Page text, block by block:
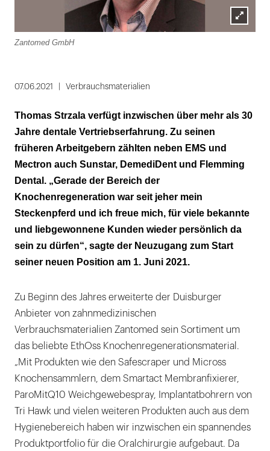
Lightbox
Zantomed GmbH
07.06.2021 Verbrauchsmaterialien
Thomas Strzala verfügt inzwischen über mehr als 30
Jahre dentale Vertriebserfahrung. Zu seinen
früheren Arbeitgebern zählten neben EMS und
Mectron auch Sunstar, DemediDent und Flemming
Dental. „Gerade der Bereich der
Knochenregeneration war seit jeher mein
Steckenpferd und ich freue mich, für viele bekannte
und liebgewonnene Kunden wieder persönlich da
sein zu dürfen“, sagte der Neuzugang zum Start
seiner neuen Position am 1. Juni 2021.
Zu Beginn des Jahres erweiterte der Duisburger
Anbieter von zahnmedizinischen
Verbrauchsmaterialien Zantomed sein Sortiment um
das beliebte EthOss Knochenregenerationsmaterial.
„Mit Produkten wie den Safescraper und Micross
Knochensammlern, dem Smartact Membranfixierer,
ParoMitQ10 Weichgewebespray, Implantatbohrern von
Tri Hawk und vielen weiteren Produkten auch aus dem
Hygienebereich haben wir inzwischen ein spannendes
Produktportfolio für die Oralchirurgie aufgebaut. Da